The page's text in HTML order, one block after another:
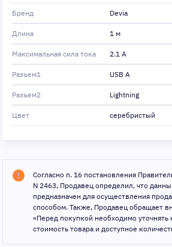
Бренд Devia
Длина 1 м
Максимальная сила тока 2.1 A
Разъем1 USB A
Разъем2 Lightning
Цвет серебристый
Согласно п. 16 постановления
N 2463, Продавец определил, что
предназначен для осуществления
способом. Также, Продавец обращает
«Перед покупкой необходимо уточнять
стоимость товара и доступное